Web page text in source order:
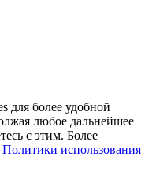
для более удобной
любое дальнейшее
с этим. Более
Политики использования